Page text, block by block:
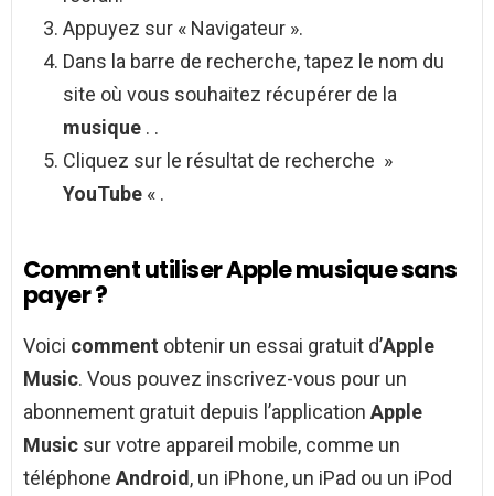
Appuyez sur « Navigateur ».
Dans la barre de recherche, tapez le nom du
site où vous souhaitez récupérer de la
musique . .
Cliquez sur le résultat de recherche »
YouTube « .
Comment utiliser Apple musique sans
payer ?
Voici comment obtenir un essai gratuit d’Apple
Music. Vous pouvez inscrivez-vous pour un
abonnement gratuit depuis l’application Apple
Music sur votre appareil mobile, comme un
téléphone Android, un iPhone, un iPad ou un iPod